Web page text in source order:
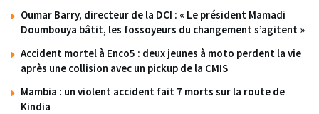
Oumar Barry, directeur de la DCI : « Le président Mamadi
Doumbouya bâtit, les fossoyeurs du changement s’agitent »
Accident mortel à Enco5 : deux jeunes à moto perdent la vie
après une collision avec un pickup de la CMIS
Mambia : un violent accident fait 7 morts sur la route de
Kindia